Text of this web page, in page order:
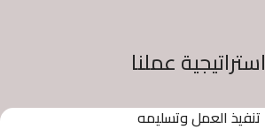
استراتيجية عملنا
تنفيذ العمل وتسليمه